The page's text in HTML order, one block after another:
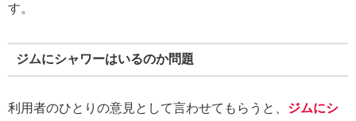
す。
ジムにシャワーはいるのか問題
利用者のひとりの意見として言わせてもらうと、 ジムにシ